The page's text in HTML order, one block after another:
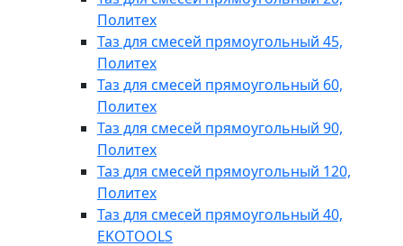
Политех
Таз для смесей прямоугольный 45,
Политех
Таз для смесей прямоугольный 60,
Политех
Таз для смесей прямоугольный 90,
Политех
Таз для смесей прямоугольный 120,
Политех
Таз для смесей прямоугольный 40,
EKOTOOLS